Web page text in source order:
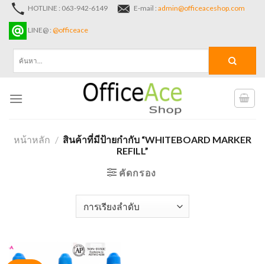
Skip
content
HOTLINE : 063-942-6149 E-mail : admin@officeaceshop.com
LINE@ : @officeace
หน้าหลัก / สินค้าที่มีป้ายกำกับ “WHITEBOARD MARKER
REFILL”
คัดกรอง